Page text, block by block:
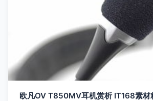
欧凡OV T850MV耳机赏析 IT168素材